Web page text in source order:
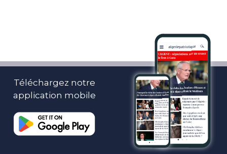
Téléchargez notre
application mobile